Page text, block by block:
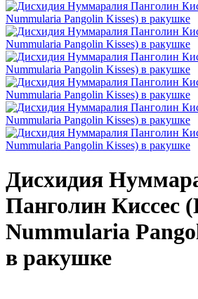
Дисхидия
Панголин Киссес
Nummularia
в ракушке